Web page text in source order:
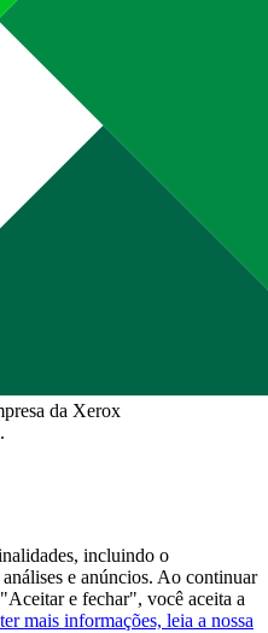
da Xerox
incluindo o
e anúncios. Ao continuar
e fechar", você aceita a
mais informações, leia a nossa